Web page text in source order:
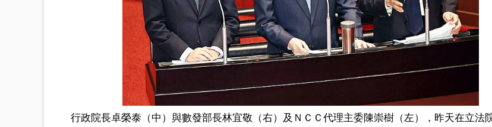
行政院長卓榮泰（中）與數發部長林宜敬（右）及ＮＣＣ代理主委陳崇樹（左），昨天在立法